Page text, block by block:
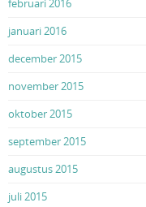
februari 2016
januari 2016
december 2015
november 2015
oktober 2015
september 2015
augustus 2015
juli 2015